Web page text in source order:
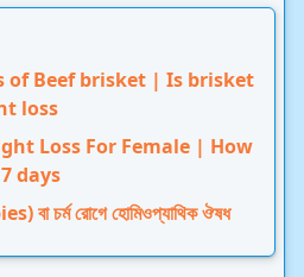
of Beef brisket | Is brisket
loss
Loss For Female | How
days
বা চর্ম রোগে হোমিওপ্যাথিক ঔষধ